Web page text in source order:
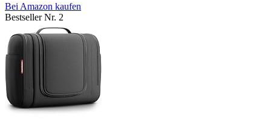
Bei Amazon kaufen
Bestseller Nr. 2